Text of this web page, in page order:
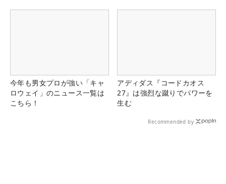
今年も男女プロが強い「キャ
ロウェイ」のニュース一覧は
こちら！
アディダス『コードカオス
27』は強烈な蹴りでパワーを
生む
Recommended by